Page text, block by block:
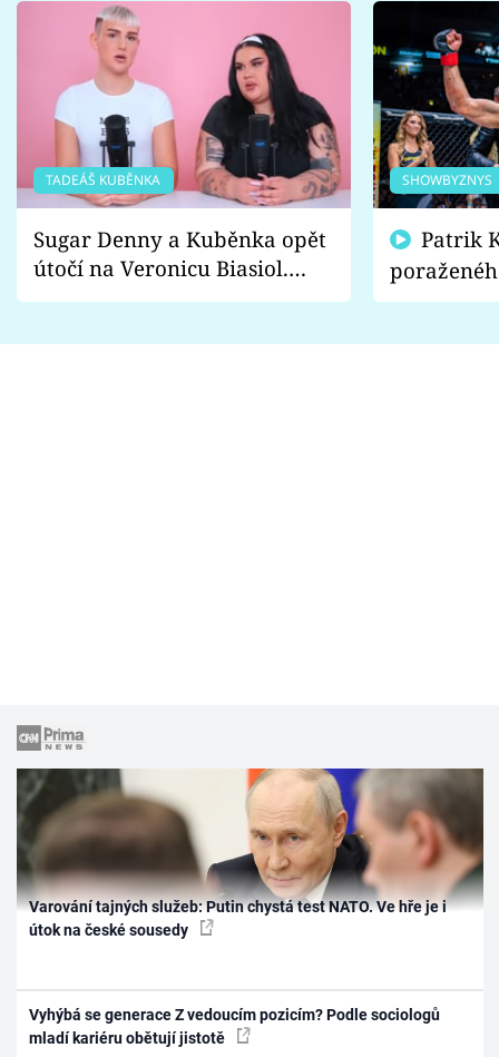
TADEÁŠ KUBĚNKA
Sugar Denny a Kuběnka opět
útočí na Veronicu Biasiol.
Proč je podle nich falešná a
SHOWBYZNYS
fanoušci
Varování tajných služeb: Putin chystá test NATO. Ve hře je i
útok na české sousedy
Vyhýbá se generace Z vedoucím pozicím? Podle sociologů
mladí kariéru obětují jistotě